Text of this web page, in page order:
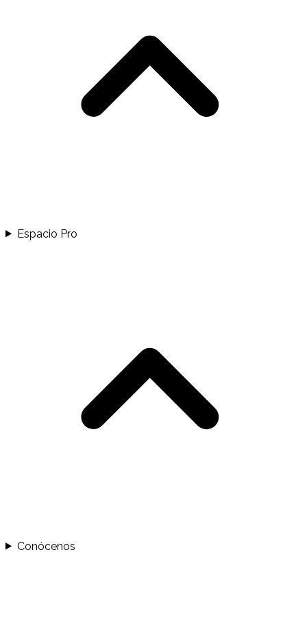
Espacio Pro
Conócenos